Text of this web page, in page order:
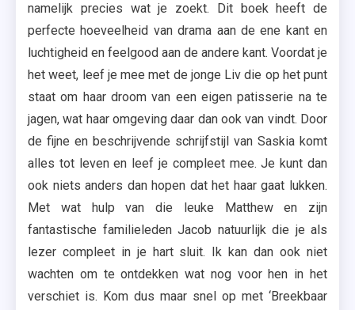
namelijk precies wat je zoekt. Dit boek heeft de
perfecte hoeveelheid van drama aan de ene kant en
luchtigheid en feelgood aan de andere kant. Voordat je
het weet, leef je mee met de jonge Liv die op het punt
staat om haar droom van een eigen patisserie na te
jagen, wat haar omgeving daar dan ook van vindt. Door
de fijne en beschrijvende schrijfstijl van Saskia komt
alles tot leven en leef je compleet mee. Je kunt dan
ook niets anders dan hopen dat het haar gaat lukken.
Met wat hulp van die leuke Matthew en zijn
fantastische familieleden Jacob natuurlijk die je als
lezer compleet in je hart sluit. Ik kan dan ook niet
wachten om te ontdekken wat nog voor hen in het
verschiet is. Kom dus maar snel op met ‘Breekbaar